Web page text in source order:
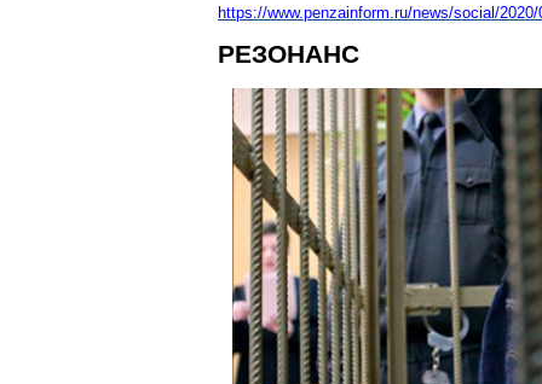
https://www.penzainform.ru/news/social/
РЕЗОНАНС